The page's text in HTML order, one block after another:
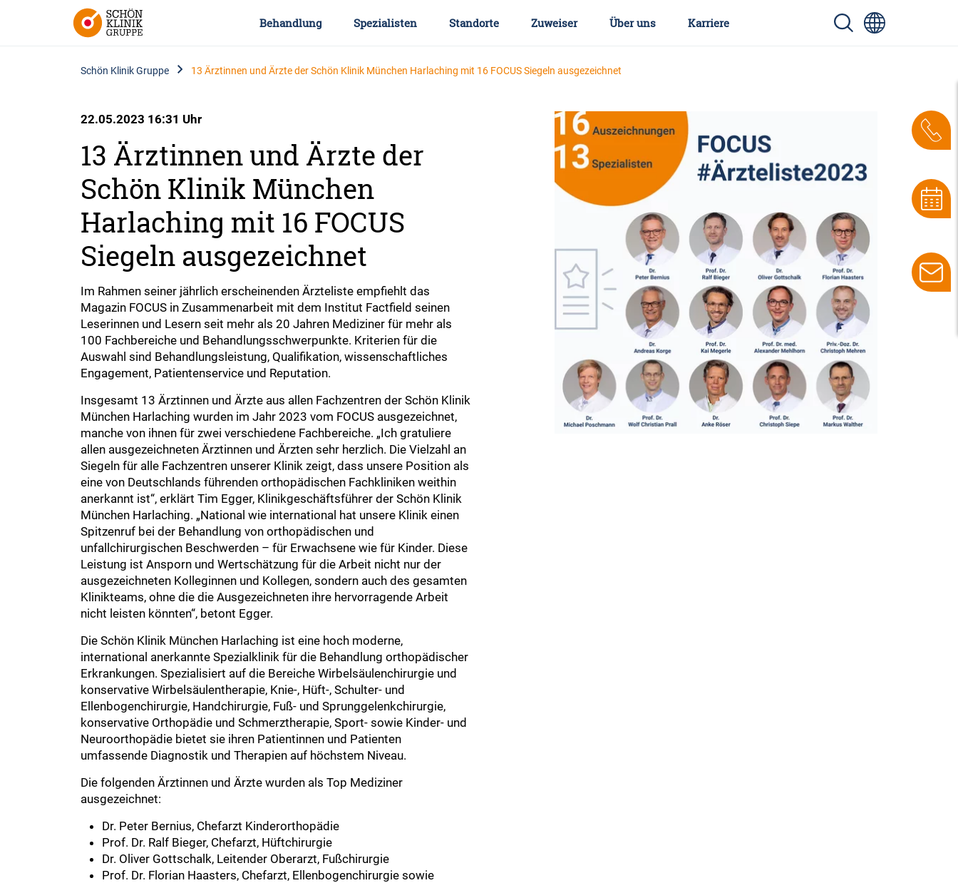
Behandlung Spezialisten Standorte Zuweiser Über uns Karriere
Schön Klinik Gruppe 13 Ärztinnen und Ärzte der Schön Klinik München Harlaching mit 16 FOCUS Siegeln ausgezeichnet
22.05.2023 16:31 Uhr
13 Ärztinnen und Ärzte der
Schön Klinik München
Harlaching mit 16 FOCUS
Siegeln ausgezeichnet
Im Rahmen seiner jährlich erscheinenden Ärzteliste empfiehlt das
Magazin FOCUS in Zusammenarbeit mit dem Institut Factfield seinen
Leserinnen und Lesern seit mehr als 20 Jahren Mediziner für mehr als
100 Fachbereiche und Behandlungsschwerpunkte. Kriterien für die
Auswahl sind Behandlungsleistung, Qualifikation, wissenschaftliches
Engagement, Patientenservice und Reputation.
Insgesamt 13 Ärztinnen und Ärzte aus allen Fachzentren der Schön Klinik
München Harlaching wurden im Jahr 2023 vom FOCUS ausgezeichnet,
manche von ihnen für zwei verschiedene Fachbereiche. „Ich gratuliere
allen ausgezeichneten Ärztinnen und Ärzten sehr herzlich. Die Vielzahl an
Siegeln für alle Fachzentren unserer Klinik zeigt, dass unsere Position als
eine von Deutschlands führenden orthopädischen Fachkliniken weithin
anerkannt ist“, erklärt Tim Egger, Klinikgeschäftsführer der Schön Klinik
München Harlaching. „National wie international hat unsere Klinik einen
Spitzenruf bei der Behandlung von orthopädischen und
unfallchirurgischen Beschwerden – für Erwachsene wie für Kinder. Diese
Leistung ist Ansporn und Wertschätzung für die Arbeit nicht nur der
ausgezeichneten Kolleginnen und Kollegen, sondern auch des gesamten
Klinikteams, ohne die die Ausgezeichneten ihre hervorragende Arbeit
nicht leisten könnten“, betont Egger.
Die Schön Klinik München Harlaching ist eine hoch moderne,
international anerkannte Spezialklinik für die Behandlung orthopädischer
Erkrankungen. Spezialisiert auf die Bereiche Wirbelsäulenchirurgie und
konservative Wirbelsäulentherapie, Knie-, Hüft-, Schulter- und
Ellenbogenchirurgie, Handchirurgie, Fuß- und Sprunggelenkchirurgie,
konservative Orthopädie und Schmerztherapie, Sport- sowie Kinder- und
Neuroorthopädie bietet sie ihren Patientinnen und Patienten
umfassende Diagnostik und Therapien auf höchstem Niveau.
Die folgenden Ärztinnen und Ärzte wurden als Top Mediziner
ausgezeichnet:
Dr. Peter Bernius, Chefarzt Kinderorthopädie
Prof. Dr. Ralf Bieger, Chefarzt, Hüftchirurgie
Dr. Oliver Gottschalk, Leitender Oberarzt, Fußchirurgie
Prof. Dr. Florian Haasters, Chefarzt, Ellenbogenchirurgie sowie